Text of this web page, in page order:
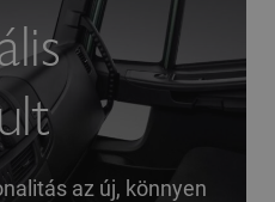
az új, könnyen